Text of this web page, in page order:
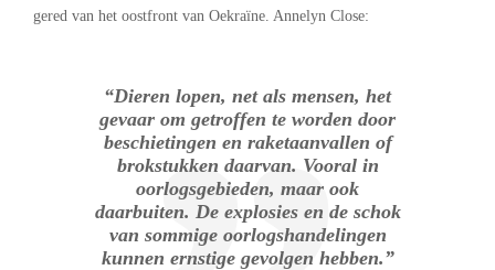
gered van het oostfront van Oekraïne. Annelyn Close:
“Dieren lopen, net als mensen, het
gevaar om getroffen te worden door
beschietingen en raketaanvallen of
brokstukken daarvan. Vooral in
oorlogsgebieden, maar ook
daarbuiten. De explosies en de schok
van sommige oorlogshandelingen
kunnen ernstige gevolgen hebben.”